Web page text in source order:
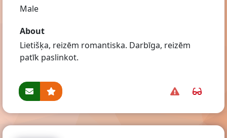
Male
About
Lietišķa, reizēm romantiska. Darbīga, reizēm
patīk paslinkot.